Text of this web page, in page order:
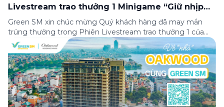
Livestream trao thưởng 1 Minigame “Giữ nhịp
cuộc vui”
Green SM xin chúc mừng Quý khách hàng đã may mắn
trúng thưởng trong Phiên Livestream trao thưởng 1 của
Minigame “Giữ nhịp cuộc vui”, được phát sóng trực tiếp
trên Fanpage và TikTok Green SM từ 20:00 – 21:00 ngày
04/08/2026. Phiên livestream đã diễn ra công khai với sự
theo dõi của đông […]